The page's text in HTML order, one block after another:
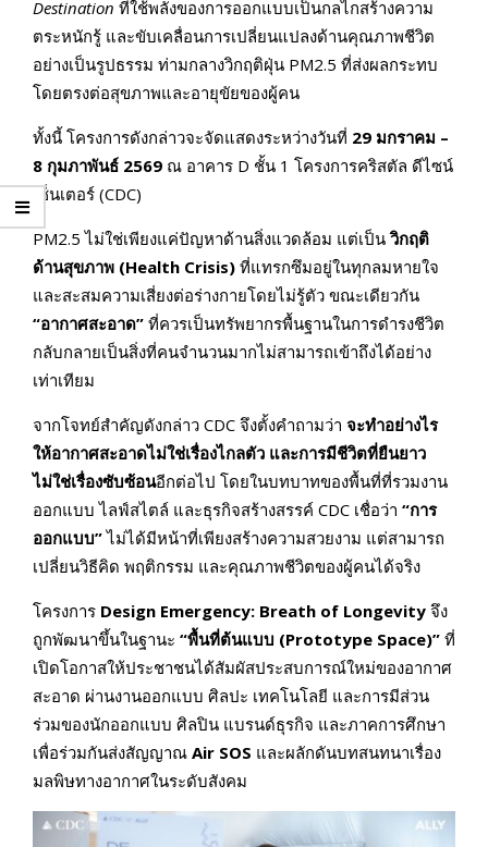
Destination ที่ใช้พลังของการออกแบบเป็นกลไกสร้างความ
ตระหนักรู้ และขับเคลื่อนการเปลี่ยนแปลงด้านคุณภาพชีวิต
อย่างเป็นรูปธรรม ท่ามกลางวิกฤติฝุ่น PM2.5 ที่ส่งผลกระทบ
โดยตรงต่อสุขภาพและอายุขัยของผู้คน
ทั้งนี้ โครงการดังกล่าวจะจัดแสดงระหว่างวันที่ 29 มกราคม –
8 กุมภาพันธ์ 2569 ณ อาคาร D ชั้น 1 โครงการคริสตัล ดีไซน์
เซ็นเตอร์ (CDC)
PM2.5 ไม่ใช่เพียงแค่ปัญหาด้านสิ่งแวดล้อม แต่เป็นวิกฤติ
ด้านสุขภาพ (Health Crisis) ที่แทรกซึมอยู่ในทุกลมหายใจ
และสะสมความเสี่ยงต่อร่างกายโดยไม่รู้ตัว ขณะเดียวกัน
“อากาศสะอาด” ที่ควรเป็นทรัพยากรพื้นฐานในการดำรงชีวิต
กลับกลายเป็นสิ่งที่คนจำนวนมากไม่สามารถเข้าถึงได้อย่าง
เท่าเทียม
จากโจทย์สำคัญดังกล่าว CDC จึงตั้งคำถามว่า จะทำอย่างไร
ให้อากาศสะอาดไม่ใช่เรื่องไกลตัว และการมีชีวิตที่ยืนยาว
ไม่ใช่เรื่องซับซ้อนอีกต่อไป โดยในบทบาทของพื้นที่ที่รวมงาน
ออกแบบ ไลฟ์สไตล์ และธุรกิจสร้างสรรค์ CDC เชื่อว่า “การ
ออกแบบ”ไม่ได้มีหน้าที่เพียงสร้างความสวยงาม แต่สามารถ
เปลี่ยนวิธีคิด พฤติกรรม และคุณภาพชีวิตของผู้คนได้จริง
โครงการ Design Emergency: Breath of Longevity จึง
ถูกพัฒนาขึ้นในฐานะ “พื้นที่ต้นแบบ (Prototype Space)” ที่
เปิดโอกาสให้ประชาชนได้สัมผัสประสบการณ์ใหม่ของอากาศ
สะอาด ผ่านงานออกแบบ ศิลปะ เทคโนโลยี และการมีส่วน
ร่วมของนักออกแบบ ศิลปิน แบรนด์ธุรกิจ และภาคการศึกษา
เพื่อร่วมกันส่งสัญญาณ Air SOS และผลักดันบทสนทนาเรื่อง
มลพิษทางอากาศในระดับสังคม